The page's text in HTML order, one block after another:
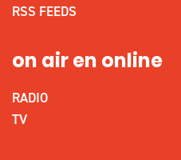
RSS FEEDS
on air en online
RADIO
TV